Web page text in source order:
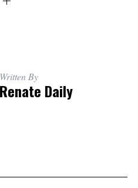
Written By
Renate Daily